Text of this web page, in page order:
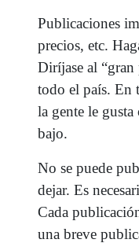
Publicaciones
precios, etc.
Diríjase al
todo el país. En
la gente le
bajo.
No se puede
dejar. Es
Cada
una breve